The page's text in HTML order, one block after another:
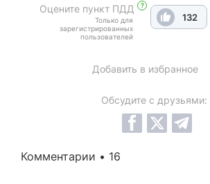
Оцените пункт ПДД ?
Только для
зарегистрированных
пользователей
132
Добавить в избранное
Обсудите с друзьями:
Комментарии • 16